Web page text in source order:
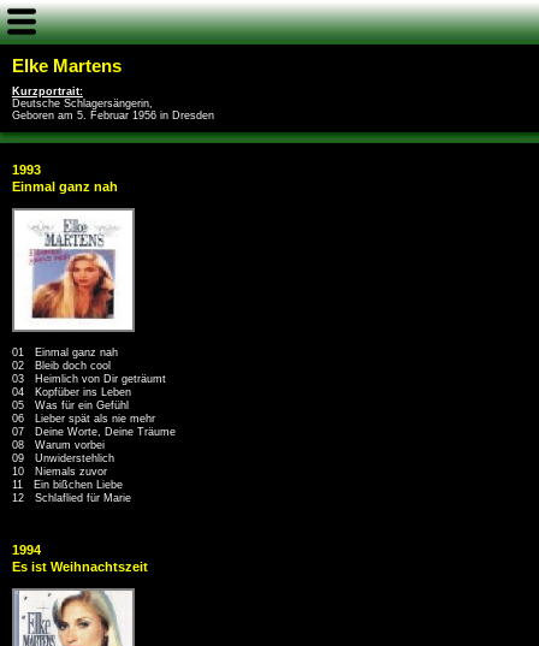
Elke Martens
Kurzportrait:
Deutsche Schlagersängerin,
Geboren am 5. Februar 1956 in Dresden
1993
Einmal ganz nah
01 Einmal ganz nah
02 Bleib doch cool
03 Heimlich von Dir geträumt
04 Kopfüber ins Leben
05 Was für ein Gefühl
06 Lieber spät als nie mehr
07 Deine Worte, Deine Träume
08 Warum vorbei
09 Unwiderstehlich
10 Niemals zuvor
11 Ein bißchen Liebe
12 Schlaflied für Marie
1994
Es ist Weihnachtszeit